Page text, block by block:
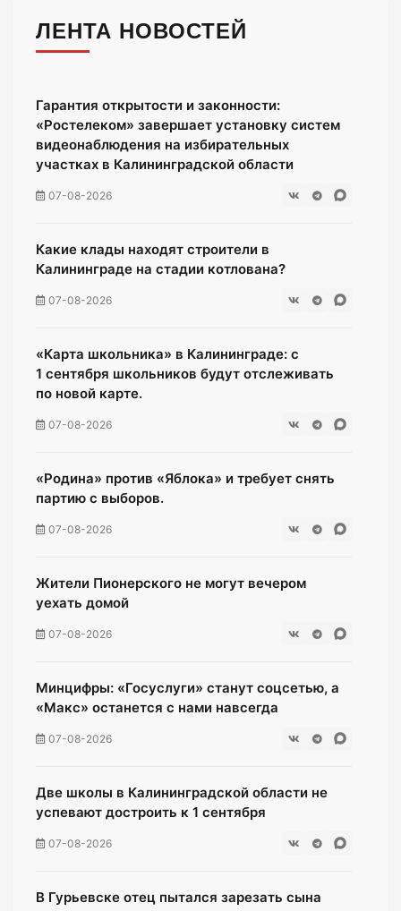
ЛЕНТА НОВОСТЕЙ
Гарантия открытости и законности:
«Ростелеком» завершает установку систем
видеонаблюдения на избирательных
участках в Калининградской области
07-08-2026
Какие клады находят строители в
Калининграде на стадии котлована?
07-08-2026
«Карта школьника» в Калининграде: с
1 сентября школьников будут отслеживать
по новой карте.
07-08-2026
«Родина» против «Яблока» и требует снять
партию с выборов.
07-08-2026
Жители Пионерского не могут вечером
уехать домой
07-08-2026
Минцифры: «Госуслуги» станут соцсетью, а
«Макс» останется с нами навсегда
07-08-2026
Две школы в Калининградской области не
успевают достроить к 1 сентября
07-08-2026
В Гурьевске отец пытался зарезать сына